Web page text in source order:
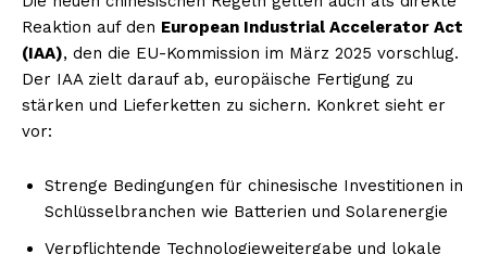
Reaktion auf den European Industrial Accelerator Act
(IAA), den die EU-Kommission im März 2025 vorschlug.
Der IAA zielt darauf ab, europäische Fertigung zu
stärken und Lieferketten zu sichern. Konkret sieht er
vor:
Strenge Bedingungen für chinesische Investitionen in
Schlüsselbranchen wie Batterien und Solarenergie
Verpflichtende Technologieweitergabe und lokale